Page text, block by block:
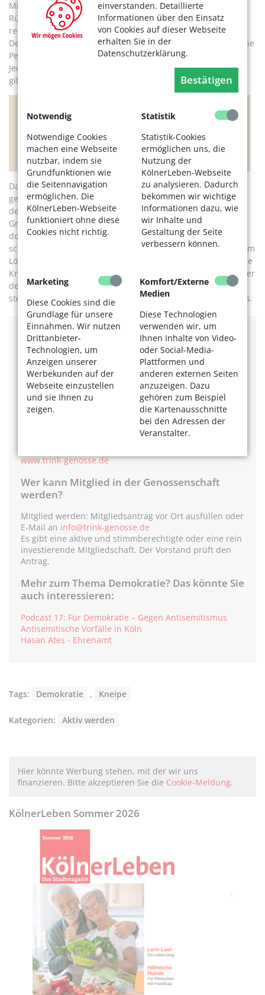
einverstanden. Detaillierte
Informationen über den Einsatz
von Cookies auf dieser Webseite
erhalten Sie in der
Datenschutzerklärung.
Bestätigen
Notwendig
Notwendige Cookies
machen eine Webseite
nutzbar, indem sie
Grundfunktionen wie
die Seitennavigation
ermöglichen. Die
KölnerLeben-Webseite
funktioniert ohne diese
Cookies nicht richtig.
Statistik
Statistik-Cookies
ermöglichen uns, die
Nutzung der
KölnerLeben-Webseite
zu analysieren. Dadurch
bekommen wir wichtige
Informationen dazu, wie
wir Inhalte und
Gestaltung der Seite
verbessern können.
Marketing
Diese Cookies sind die
Grundlage für unsere
Einnahmen. Wir nutzen
Drittanbieter-
Technologien, um
Anzeigen unserer
Werbekunden auf der
Webseite einzustellen
und sie Ihnen zu
zeigen.
Komfort/Externe
Medien
Diese Technologien
verwenden wir, um
Ihnen Inhalte von Video-
oder Social-Media-
Plattformen und
anderen externen Seiten
anzuzeigen. Dazu
gehören zum Beispiel
die Kartenausschnitte
bei den Adressen der
Veranstalter.
Mitgliedern sogar eine Dividende oder auch eine
Rückvergütung liefern. In ein bis zwei Jahren sei damit zu
rechnen, ist Berthold zuversichtlich. Und damit es bei
Demokratie bleibt: Alle sind gleichberechtigt. Auch wenn eine
Person bis zu 16 Anteile zu je 250 Euro kaufen kann, gilt:
Jedes Mitglied hat nur eine Stimme. Das ist wichtig, denn es
gibt durchaus unterschiedliche Meinungen.
Jedes Mitglied hat nur eine Stimme. Das ist
wichtig, denn es gibt durchaus
unterschiedliche Meinungen.
Das hat auch bei der Namensgebung der Kneipe eine Rolle
gespielt. Einige Mitglieder stellten die Frage: Repräsentiert
der Name „Trink-Genosse“ das Projekt, das von der
Grundidee absolut divers gedacht ist? Schließlich gebe es
doch auch Trink-Genossinnen. „Demokratie kann auch
schwierig sein“, so Berthold. Aber das heißt auch, gemeinsam
Lösungen zu finden. Jetzt steht es den Leuten frei, wie sie die
Kneipe nennen. Das spiegelt deutlich die Leuchtreklame über
dem Eingang wider. Hier gibt es eine variable Endung. Mal
steht ein E, mal ein IN oder auch ein X am Ende des Namens.
Trink-Genoss:in
Subbelrather Str. 254,
geöffnet: Mo–Mi und Fr–Sa
ab 19 Uhr, Do ab 18 Uhr,
wochentags bis 1 oder 2 Uhr,
am Wochenende länger.
Kölsch 2,10 Euro, andere Biere von 3,40 bis 5 Euro.
Speisen können mitgebracht und vor Ort verzehrt
www.trink-genosse.de
Wer kann Mitglied in der Genossenschaft
werden?
Mitglied werden: Mitgliedsantrag vor Ort ausfüllen oder
E-Mail an info@trink-genosse.de
Es gibt eine aktive und stimmberechtigte oder eine rein
investierende Mitgliedschaft. Der Vorstand prüft den
Antrag.
Mehr zum Thema Demokratie? Das könnte Sie
auch interessieren:
Podcast 17: Für Demokratie – Gegen Antisemitismus
Antisemitische Vorfälle in Köln
Hasan Ates - Ehrenamt
Tags: Demokratie , Kneipe
Kategorien: Aktiv werden
Hier könnte Werbung stehen, mit der wir uns
finanzieren. Bitte akzeptieren Sie die Cookie-Meldung.
KölnerLeben Sommer 2026